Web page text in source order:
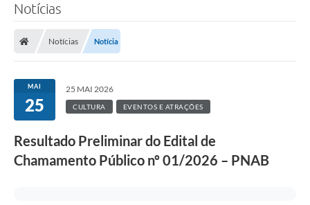
Notícias
Notícias Notícia
MAI
25
25 MAI 2026
CULTURA EVENTOS E ATRAÇÕES
Resultado Preliminar do Edital de
Chamamento Público nº 01/2026 – PNAB